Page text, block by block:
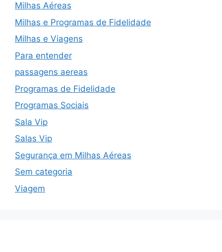
Milhas Aéreas
Milhas e Programas de Fidelidade
Milhas e Viagens
Para entender
passagens aereas
Programas de Fidelidade
Programas Sociais
Sala Vip
Salas Vip
Segurança em Milhas Aéreas
Sem categoria
Viagem